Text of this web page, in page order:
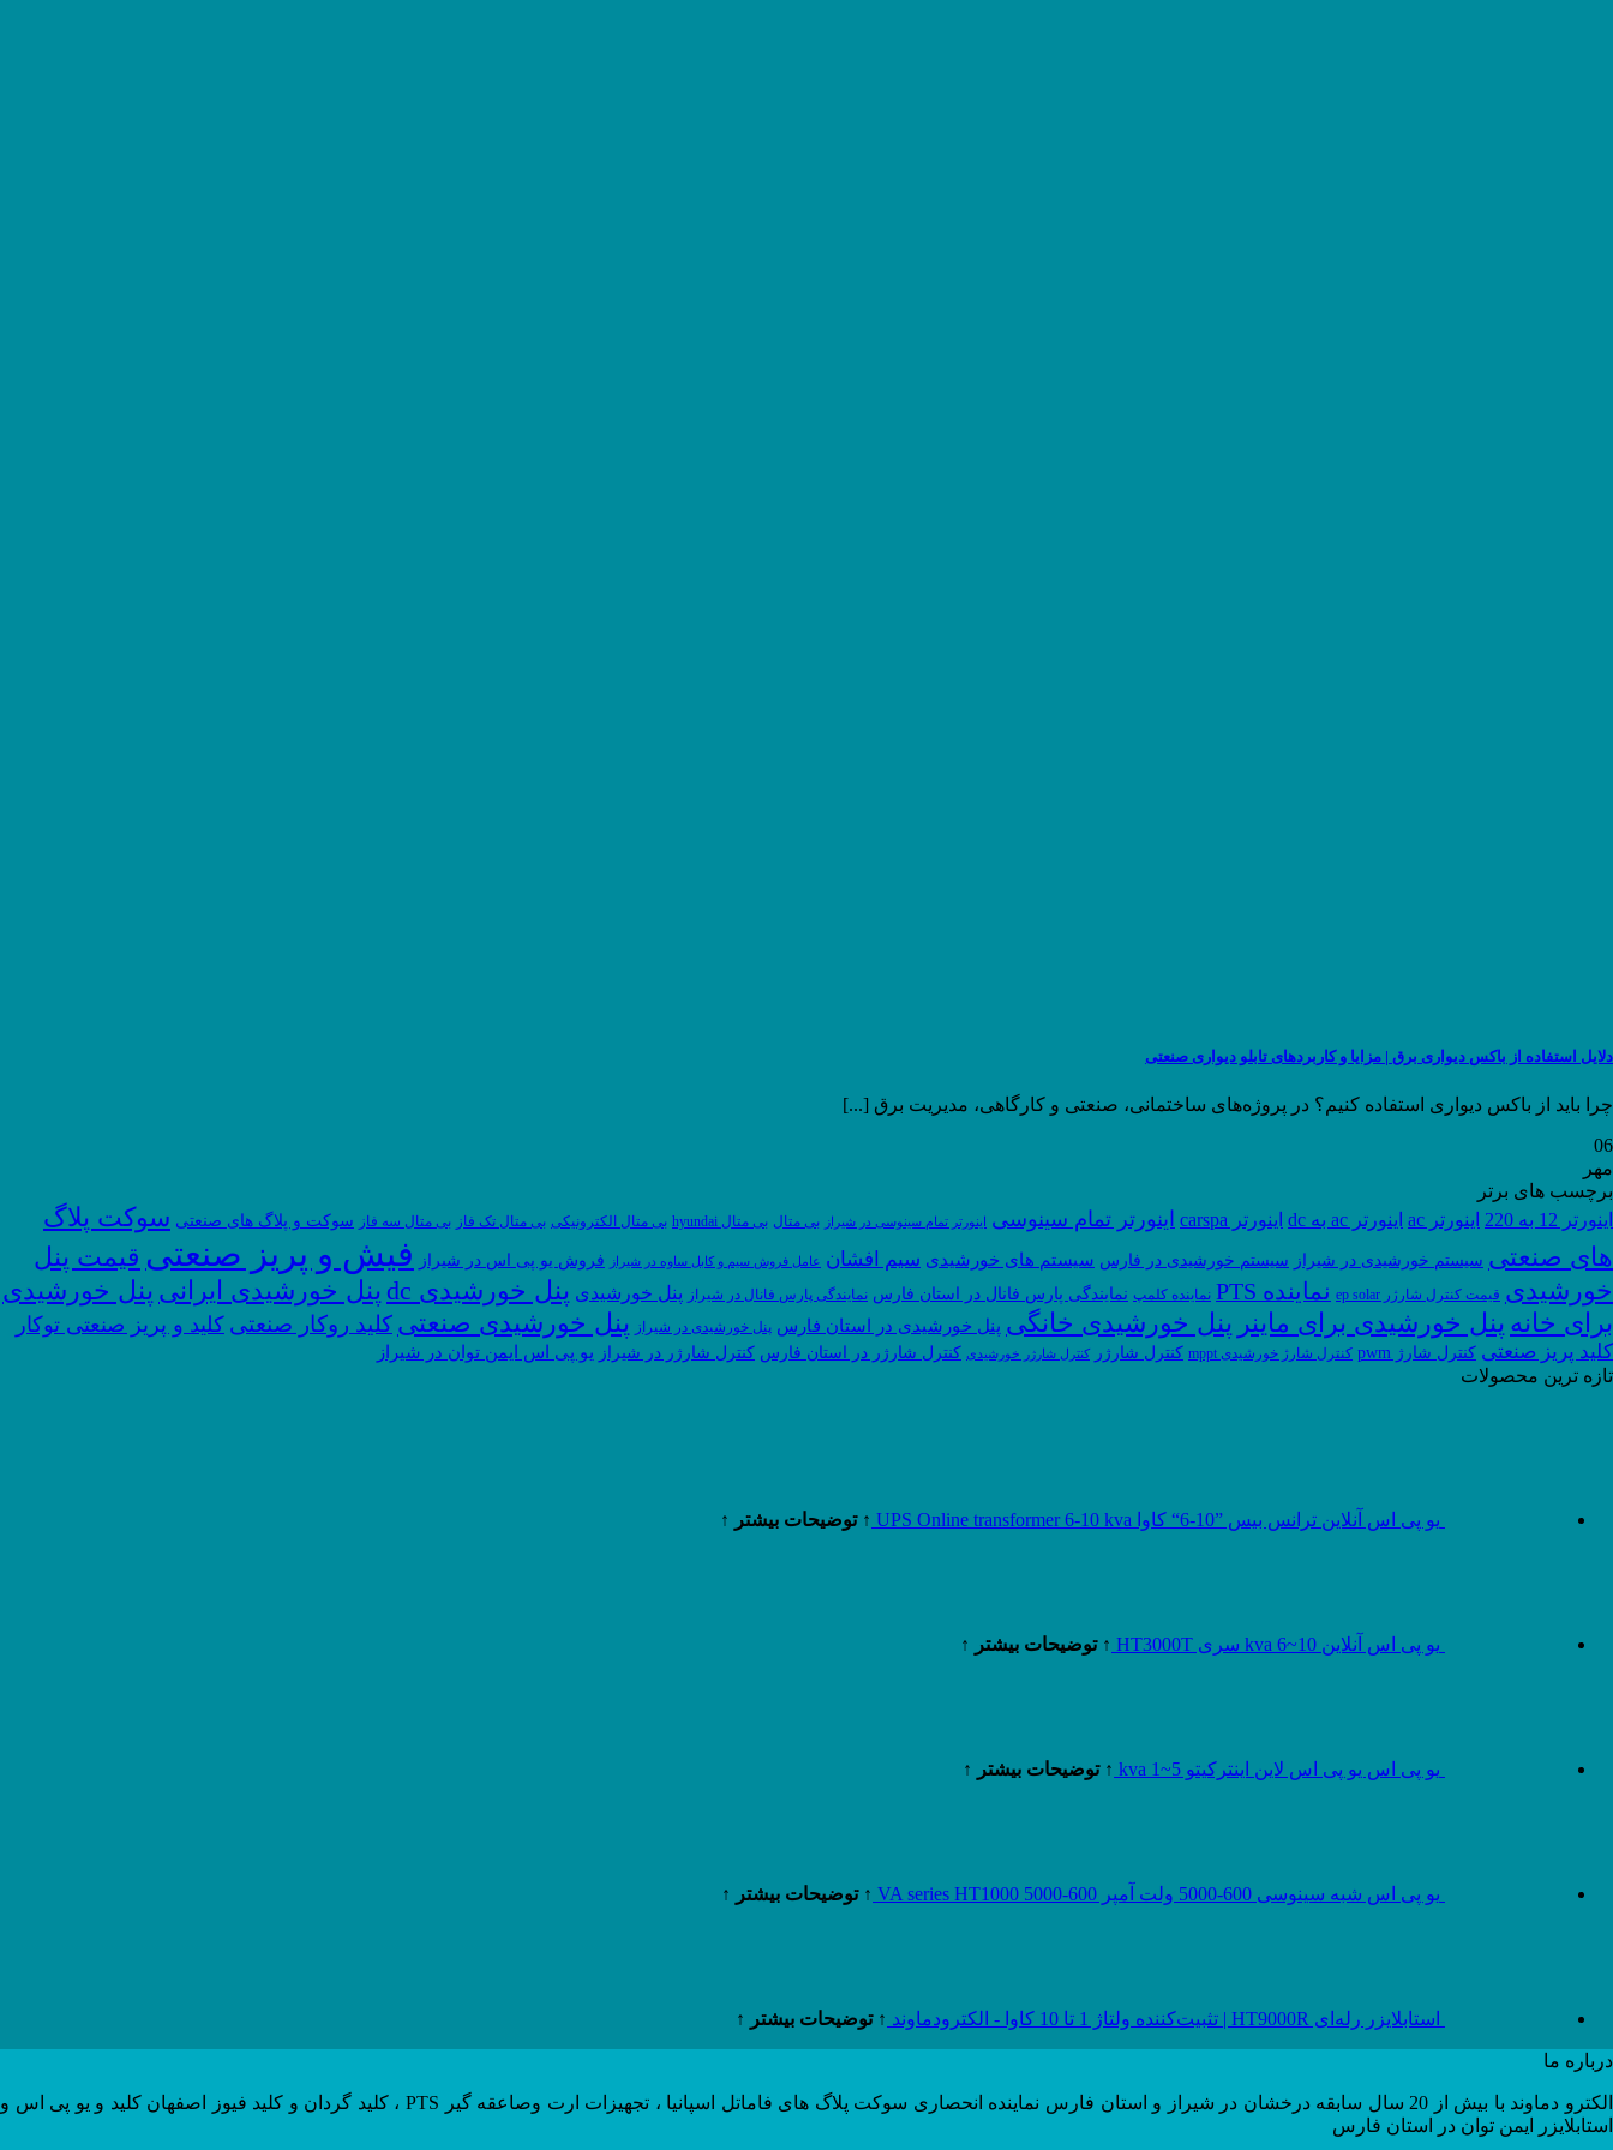
دلایل استفاده از باکس دیواری برق | مزایا و کاربردهای تابلو دیواری صنعتی
چرا باید از باکس دیواری استفاده کنیم؟ در پروژه‌های ساختمانی، صنعتی و کارگاهی، مدیریت برق [...]
06
مهر
برچسب های برتر
اینورتر 12 به 220
اینورتر ac اینورتر ac به dc اینورتر carspa اینورتر تمام سینوسی اینورتر تمام سینوسی در شیراز بی متال بی متال hyundai بی متال الکترونیکی بی متال تک فاز بی متال سه فاز سوکت و پلاگ های صنعتی سوکت پلاگ
های صنعتی سیستم خورشیدی در شیراز سیستم خورشیدی در فارس سیستم های خورشیدی سیم افشان عامل فروش سیم و کابل ساوه در شیراز فروش یو پی اس در شیراز فیش و پریز صنعتی قیمت پنل
خورشیدی قیمت کنترل شارژر ep solar نماینده PTS نماینده کلمپ نمایندگی پارس فانال در استان فارس نمایندگی پارس فانال در شیراز پنل خورشیدی پنل خورشیدی dc پنل خورشیدی ایرانی پنل خورشیدی
برای خانه پنل خورشیدی برای ماینر پنل خورشیدی خانگی پنل خورشیدی در استان فارس پنل خورشیدی در شیراز پنل خورشیدی صنعتی کلید روکار صنعتی کلید و پریز صنعتی توکار
کلید پریز صنعتی کنترل شارژ pwm کنترل شارژ خورشیدی mppt کنترل شارژر کنترل شارژر خورشیدی کنترل شارژر در استان فارس کنترل شارژر در شیراز یو پی اس ایمن توان در شیراز
تازه ترین محصولات
یو پی اس آنلاین ترانس بیس ”10-6“ کاوا UPS Online transformer 6-10 kva ↑ توضیحات بیشتر ↑
یو پی اس آنلاین 10~6 kva سری HT3000T ↑ توضیحات بیشتر ↑
یو پی اس یو پی اس لاین اینترکیتو 5~1 kva ↑ توضیحات بیشتر ↑
یو پی اس شبه سینوسی 600-5000 ولت آمپر 600-5000 VA series HT1000 ↑ توضیحات بیشتر ↑
استابلایزر رله‌ای HT9000R | تثبیت‌کننده ولتاژ 1 تا 10 کاوا - الکترودماوند ↑ توضیحات بیشتر ↑
درباره ما
الکترو دماوند با بیش از 20 سال سابقه درخشان در شیراز و استان فارس نماینده انحصاری سوکت پلاگ های فاماتل اسپانیا ، تجهیزات ارت وصاعقه گیر PTS ، کلید گردان و کلید فیوز اصفهان کلید و یو پی اس و
استابلایزر ایمن توان در استان فارس